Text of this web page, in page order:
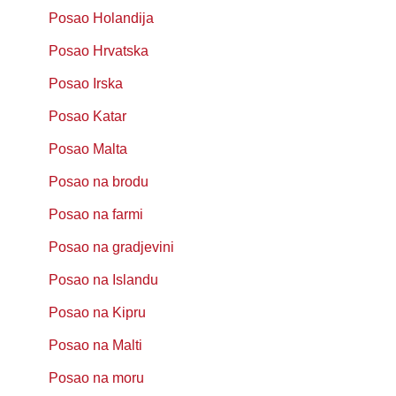
Posao Holandija
Posao Hrvatska
Posao Irska
Posao Katar
Posao Malta
Posao na brodu
Posao na farmi
Posao na gradjevini
Posao na Islandu
Posao na Kipru
Posao na Malti
Posao na moru